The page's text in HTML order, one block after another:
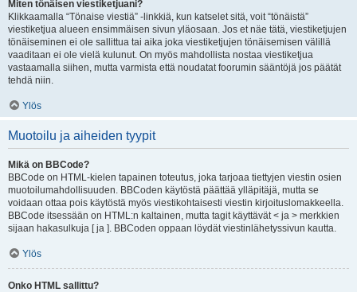
Miten tönäisen viestiketjuani?
Klikkaamalla “Tönaise viestiä” -linkkiä, kun katselet sitä, voit “tönäistä”
viestiketjua alueen ensimmäisen sivun yläosaan. Jos et näe tätä, viestiketjujen
tönäiseminen ei ole sallittua tai aika joka viestiketjujen tönäisemisen välillä
vaaditaan ei ole vielä kulunut. On myös mahdollista nostaa viestiketjua
vastaamalla siihen, mutta varmista että noudatat foorumin sääntöjä jos päätät
tehdä niin.
Ylös
Muotoilu ja aiheiden tyypit
Mikä on BBCode?
BBCode on HTML-kielen tapainen toteutus, joka tarjoaa tiettyjen viestin osien
muotoilumahdollisuuden. BBCoden käytöstä päättää ylläpitäjä, mutta se
voidaan ottaa pois käytöstä myös viestikohtaisesti viestin kirjoituslomakkeella.
BBCode itsessään on HTML:n kaltainen, mutta tagit käyttävät < ja > merkkien
sijaan hakasulkuja [ ja ]. BBCoden oppaan löydät viestinlähetyssivun kautta.
Ylös
Onko HTML sallittu?